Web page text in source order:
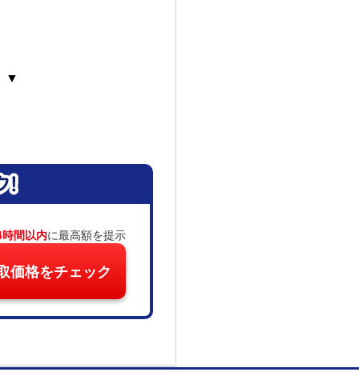
▼
間以内に最高額を提示
価格をチェック